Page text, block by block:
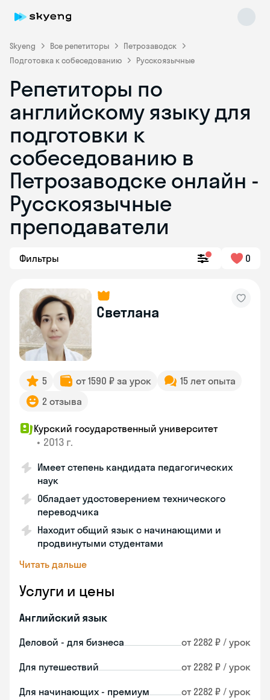
Skyeng Все репетиторы
Петрозаводск
Подготовка к собеседованию
Русскоязычные
Репетиторы по
английскому языку для
подготовки к
собеседованию в
Петрозаводске онлайн -
Русскоязычные
преподаватели
Фильтры 0
Светлана
5 от 1590 ₽ за урок
15 лет опыта
2 отзыва
Курский государственный университет
• 2013 г.
Имеет степень кандидата педагогических
наук
Обладает удостоверением технического
переводчика
Находит общий язык с начинающими и
продвинутыми студентами
Читать дальше
Услуги и цены
Английский язык
Деловой - для бизнеса от 2282 ₽ / урок
Для путешествий от 2282 ₽ / урок
Для начинающих - премиум от 2282 ₽ / урок
Skyeng Chat